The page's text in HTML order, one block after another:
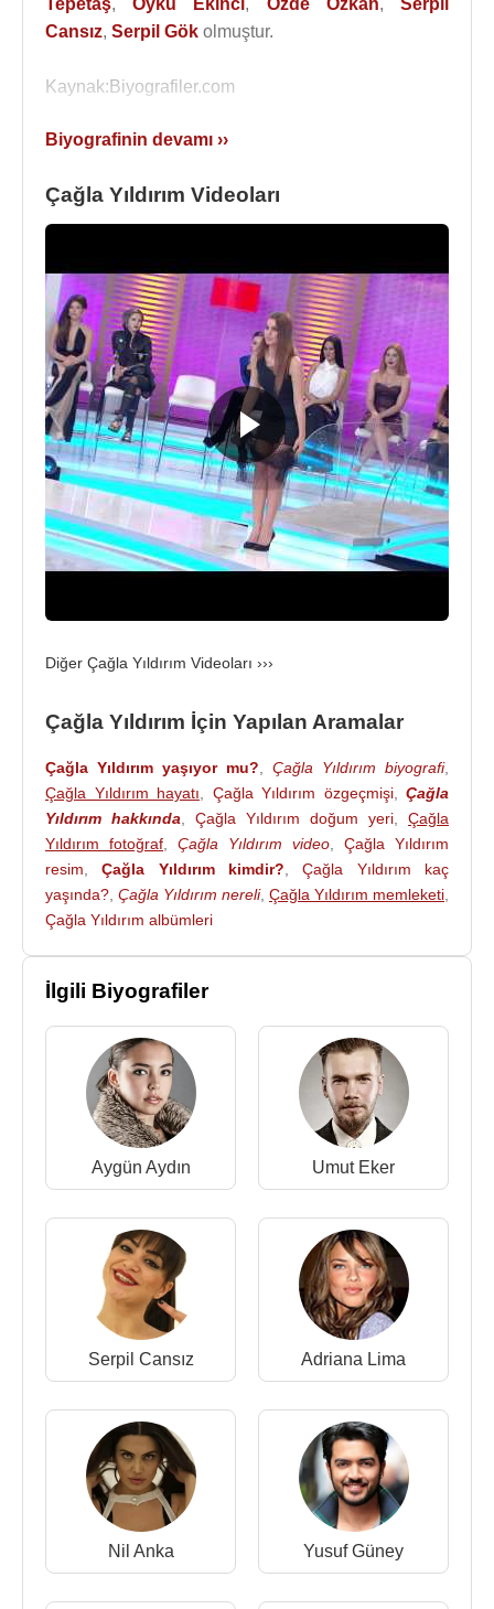
Tepetaş,Öykü Ekinci , Özde Özkan,Serpil
Cansız, Serpil Gök olmuştur.
Kaynak:Biyografiler.com
Biyografinin devamı ››
Çağla Yıldırım Videoları
Diğer Çağla Yıldırım Videoları ›››
Çağla Yıldırım İçin Yapılan Aramalar
Çağla Yıldırım yaşıyor mu? Çağla Yıldırım biyografi,
Çağla Yıldırım hayatı
Çağla Yıldırım özgeçmişi, Çağla
Yıldırım hakkında
Çağla Yıldırım doğum yeri
Çağla
Yıldırım fotoğraf
Çağla Yıldırım video
Çağla Yıldırım
resim ,Çağla Yıldırım kimdir? ,Çağla Yıldırım kaç
yaşında? Çağla Yıldırım nereli, Çağla Yıldırım memleketi
Çağla Yıldırım albümleri
İlgili Biyografiler
Aygün Aydın Umut Eker
Serpil Cansız Adriana Lima
Nil Anka Yusuf Güney